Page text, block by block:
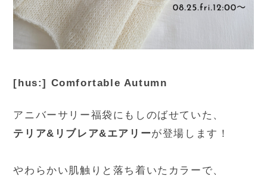
[hus:] Comfortable Autumn
アニバーサリー福袋にもしのばせていた、
テリア&リブレア&エアリーが登場します！
やわらかい肌触りと落ち着いたカラーで、